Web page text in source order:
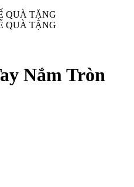
QUÀ TẶNG
QUÀ TẶNG
Nắm Tròn